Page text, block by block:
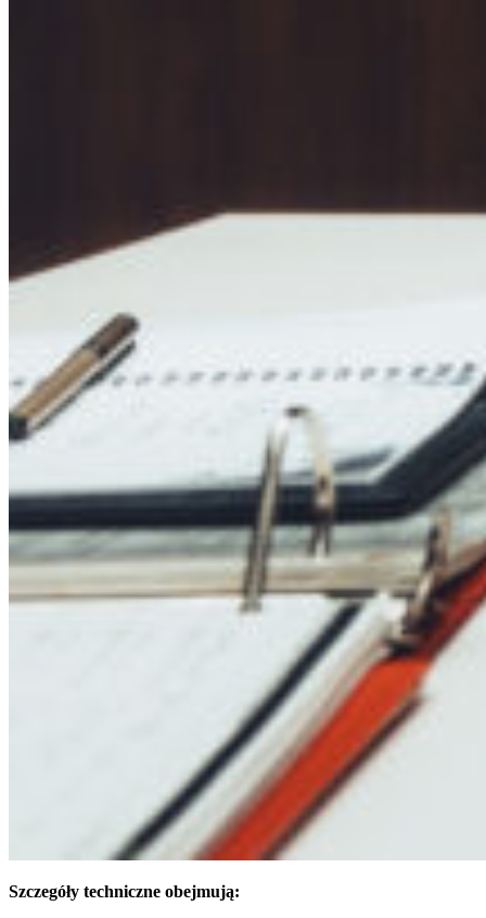
Szczegóły techniczne obejmują: